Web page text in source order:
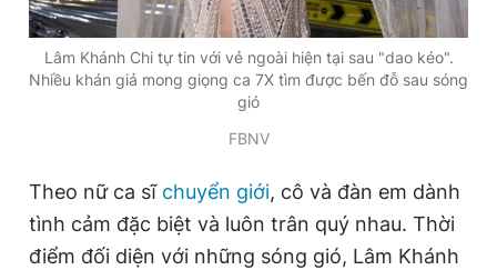
Lâm Khánh Chi tự tin với vẻ ngoài hiện tại sau "dao kéo".
Nhiều khán giả mong giọng ca 7X tìm được bến đỗ sau sóng
gió
FBNV
Theo nữ ca sĩ chuyển giới, cô và đàn em dành
tình cảm đặc biệt và luôn trân quý nhau. Thời
điểm đối diện với những sóng gió, Lâm Khánh